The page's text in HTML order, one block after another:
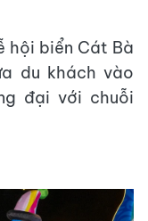
hội biển Cát Bà
du khách vào
đại với chuỗi